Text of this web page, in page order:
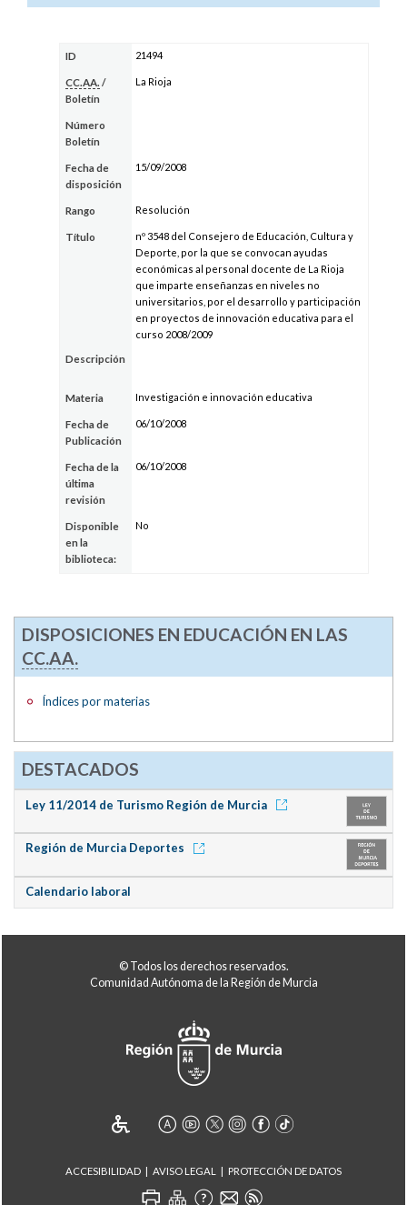
ID 21494
CC.AA. /
Boletín
La Rioja
Número
Boletín
Fecha de
disposición
15/09/2008
Rango Resolución
Título
nº 3548 del Consejero de Educación, Cultura y
Deporte, por la que se convocan ayudas
económicas al personal docente de La Rioja
que imparte enseñanzas en niveles no
universitarios, por el desarrollo y participación
en proyectos de innovación educativa para el
curso 2008/2009
Descripción
Materia Investigación e innovación educativa
Fecha de
Publicación
06/10/2008
Fecha de la
última
revisión
06/10/2008
Disponible
en la
biblioteca:
No
DISPOSICIONES EN EDUCACIÓN EN LAS
CC.AA.
Índices por materias
DESTACADOS
Ley 11/2014 de Turismo Región de Murcia
Región de Murcia Deportes
Calendario laboral
© Todos los derechos reservados.
Comunidad Autónoma de la Región de Murcia
ACCESIBILIDAD AVISO LEGAL PROTECCIÓN DE DATOS